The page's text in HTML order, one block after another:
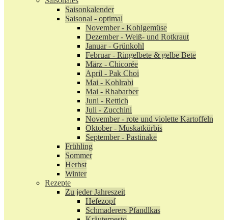
Saisonkalender
Saisonal - optimal
November - Kohlgemüse
Dezember - Weiß- und Rotkraut
Januar - Grünkohl
Februar - Ringelbete & gelbe Bete
März - Chicorée
April - Pak Choi
Mai - Kohlrabi
Mai - Rhabarber
Juni - Rettich
Juli - Zucchini
November - rote und violette Kartoffeln
Oktober - Muskatkürbis
September - Pastinake
Frühling
Sommer
Herbst
Winter
Rezepte
Zu jeder Jahreszeit
Hefezopf
Schmaderers Pfandlkas